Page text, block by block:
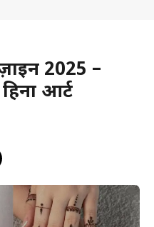
2025 –
आर्ट